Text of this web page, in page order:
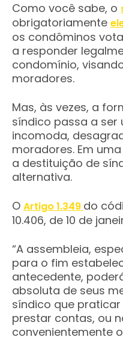
Como você sabe, o
obrigatoriamente
os condôminos
a responder
condomínio,
moradores.
Mas, às vezes, a
síndico passa a ser
incomoda,
moradores. Em
a destituição de
alternativa.
O Artigo 1.349 do
10.406, de 10 de
“A assembleia,
para o fim
antecedente,
absoluta de seus
síndico que
prestar contas, ou
convenientemente